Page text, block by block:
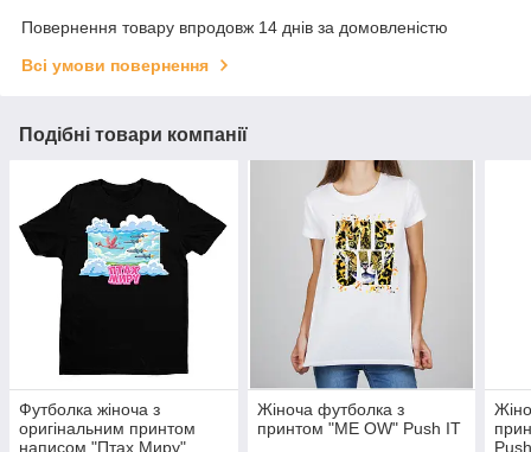
Повернення товару впродовж 14 днів за домовленістю
Всі умови повернення
Подібні товари компанії
Футболка жіноча з
оригінальним принтом
написом "Птах Миру"
Жіноча футболка з
принтом "ME OW" Push IT